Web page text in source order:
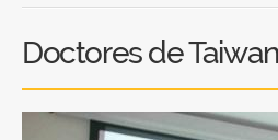
Doctores de Taiwan